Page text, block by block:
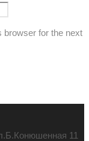
browser for the next
11